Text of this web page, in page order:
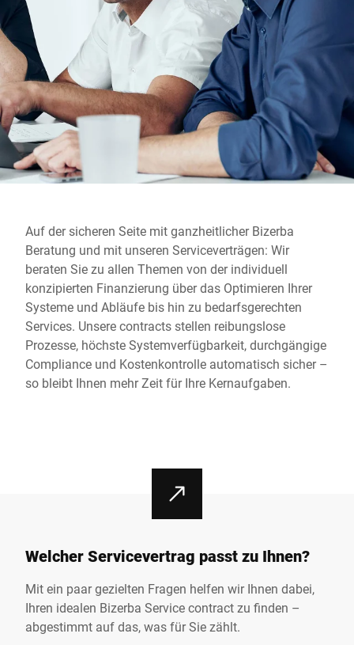
Globale Website
Auf der sicheren Seite mit ganzheitlicher Bizerba
Beratung und mit unseren Serviceverträgen: Wir
beraten Sie zu allen Themen von der individuell
konzipierten Finanzierung über das Optimieren Ihrer
Systeme und Abläufe bis hin zu bedarfsgerechten
Services. Unsere contracts stellen reibungslose
Prozesse, höchste Systemverfügbarkeit, durchgängige
Compliance und Kostenkontrolle automatisch sicher –
so bleibt Ihnen mehr Zeit für Ihre Kernaufgaben.
Welcher Servicevertrag passt zu Ihnen?
Mit ein paar gezielten Fragen helfen wir Ihnen dabei,
Ihren idealen Bizerba Service contract zu finden –
abgestimmt auf das, was für Sie zählt.